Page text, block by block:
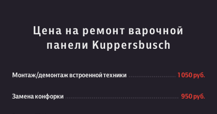
Цена на ремонт варочной
панели Kuppersbusch
Монтаж/демонтаж встроенной техники 1 050 руб.
Замена конфорки 950 руб.